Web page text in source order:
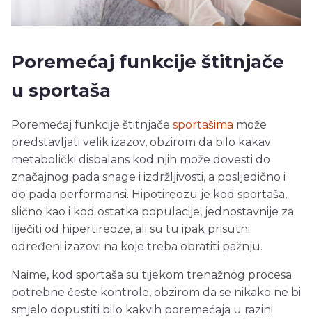
Poremećaj funkcije štitnjače
u sportaša
Poremećaj funkcije štitnjače sportašima može
predstavljati velik izazov, obzirom da bilo kakav
metabolički disbalans kod njih može dovesti do
značajnog pada snage i izdržljivosti, a posljedično i
do pada performansi. Hipotireozu je kod sportaša,
slično kao i kod ostatka populacije, jednostavnije za
liječiti od hipertireoze, ali su tu ipak prisutni
određeni izazovi na koje treba obratiti pažnju.
Naime, kod sportaša su tijekom trenažnog procesa
potrebne česte kontrole, obzirom da se nikako ne bi
smjelo dopustiti bilo kakvih poremećaja u razini